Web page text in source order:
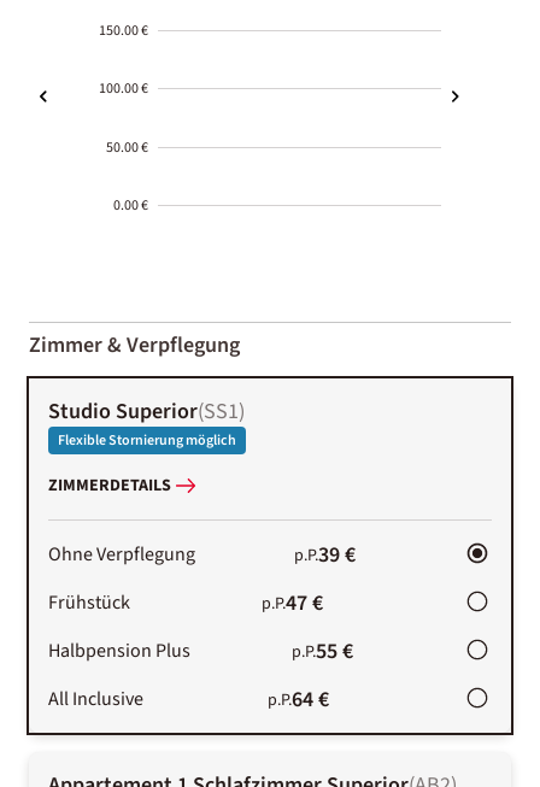
150.00 €
100.00 €
50.00 €
0.00 €
01-02
Zimmer & Verpflegung
Studio Superior(SS1)
Flexible Stornierung möglich
ZIMMERDETAILS
Ohne Verpflegung p.P.39 €
Frühstück p.P.47 €
Halbpension Plus p.P.55 €
All Inclusive p.P.64 €